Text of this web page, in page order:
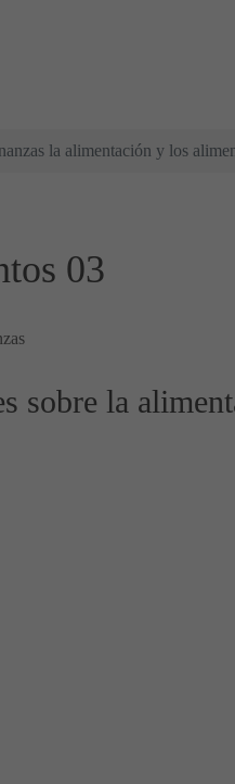
la alimentación y los
03
sobre la